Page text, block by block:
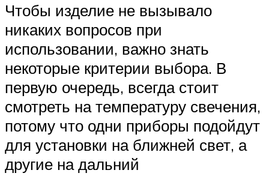
Чтобы изделие не вызывало
никаких вопросов при
использовании, важно знать
некоторые критерии выбора. В
первую очередь, всегда стоит
смотреть на температуру свечения,
потому что одни приборы подойдут
для установки на ближней свет, а
другие на дальний